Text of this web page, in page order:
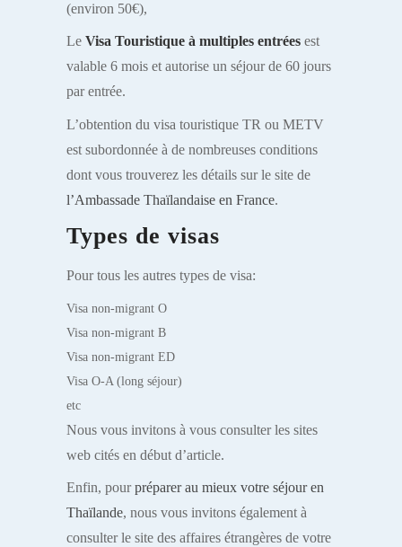
(environ 50€),
Le Visa Touristique à multiples entrées est
valable 6 mois et autorise un séjour de 60 jours
par entrée.
L’obtention du visa touristique TR ou METV
est subordonnée à de nombreuses conditions
dont vous trouverez les détails sur le site de
l’Ambassade Thaïlandaise en France.
Types de visas
Pour tous les autres types de visa:
Visa non-migrant O
Visa non-migrant B
Visa non-migrant ED
Visa O-A (long séjour)
etc
Nous vous invitons à vous consulter les sites
web cités en début d’article.
Enfin, pourpréparer au mieux votre séjour en
Thaïlande, nous vous invitons également à
consulter le site des affaires étrangères de votre